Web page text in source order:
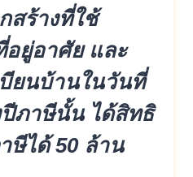
สร้างที่ใช้
อยู่อาศัย และ
ยนบ้านในวันที่
ภาษีนั้น ได้สิทธิ
ษีได้ 50 ล้าน